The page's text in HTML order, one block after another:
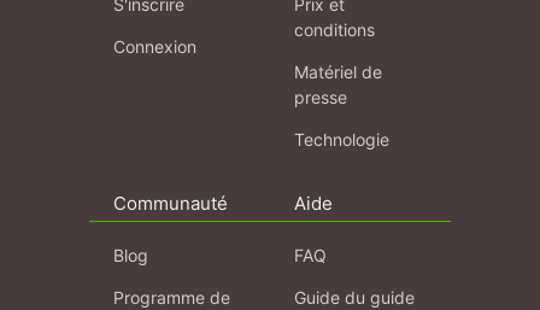
Connexion
conditions
Matériel de
presse
Technologie
Communauté
Blog
Programme de
Aide
FAQ
Guide du guide